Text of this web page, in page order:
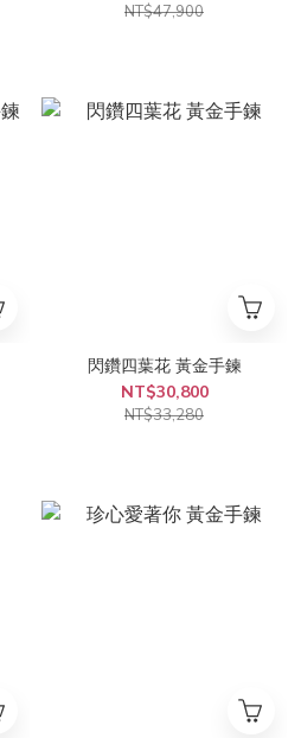
NT$47,900
閃鑽四葉花 黃金手鍊
NT$30,800
NT$33,280